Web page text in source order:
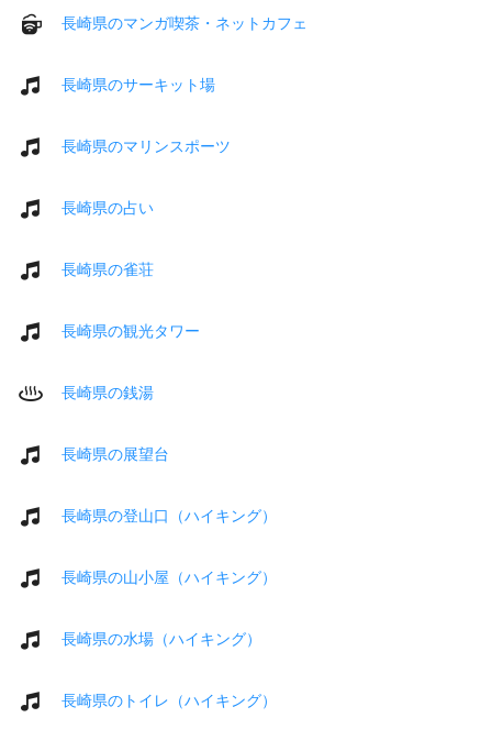
長崎県のマンガ喫茶・ネットカフェ
長崎県のサーキット場
長崎県のマリンスポーツ
長崎県の占い
長崎県の雀荘
長崎県の観光タワー
長崎県の銭湯
長崎県の展望台
長崎県の登山口（ハイキング）
長崎県の山小屋（ハイキング）
長崎県の水場（ハイキング）
長崎県のトイレ（ハイキング）